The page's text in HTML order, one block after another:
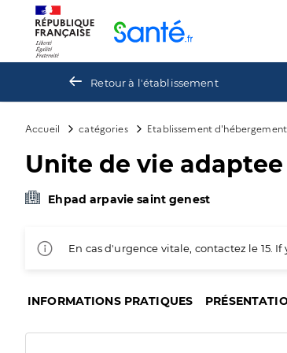
Retour à l'établissement
Accueil catégories Etablissement
Unite de vie
Ehpad arpavie saint genest
En cas d'urgence vitale, contactez le 15.
INFORMATIONS PRATIQUES
Panneau de gestion des cookies